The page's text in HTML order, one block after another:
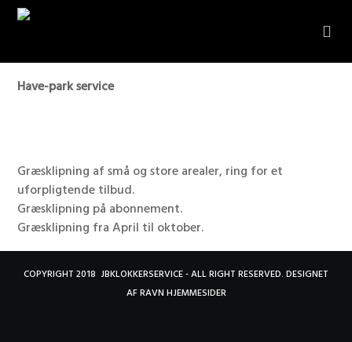
Have-park service
Græsklipning af små og store arealer, ring for et
uforpligtende tilbud.
Græsklipning på abonnement.
Græsklipning fra April til oktober.
COPYRIGHT 2018 JBKLOKKERSERVICE - ALL RIGHT RESERVED. DESIGNET
AFRAVN HJEMMESIDER